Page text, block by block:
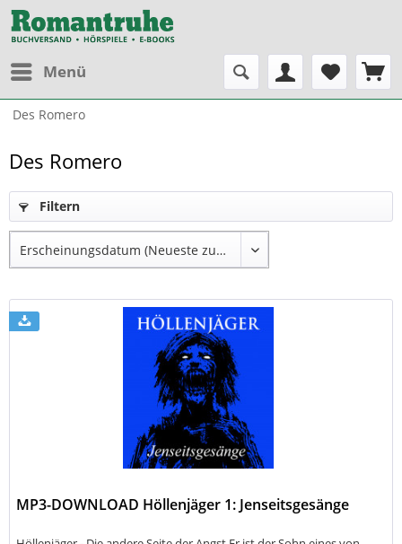
Menü
Des Romero
Des Romero
Filtern
MP3-DOWNLOAD Höllenjäger 1: Jenseitsgesänge